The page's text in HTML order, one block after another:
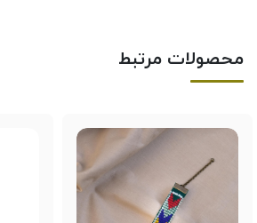
محصولات مرتبط